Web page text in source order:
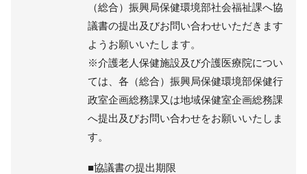
（総合）振興局保健環境部社会福祉課へ協
議書の提出及びお問い合わせいただきます
ようお願いいたします。
※介護老人保健施設及び介護医療院につい
ては、各（総合）振興局保健環境部保健行
政室企画総務課又は地域保健室企画総務課
へ提出及びお問い合わせをお願いいたしま
す。
■協議書の提出期限